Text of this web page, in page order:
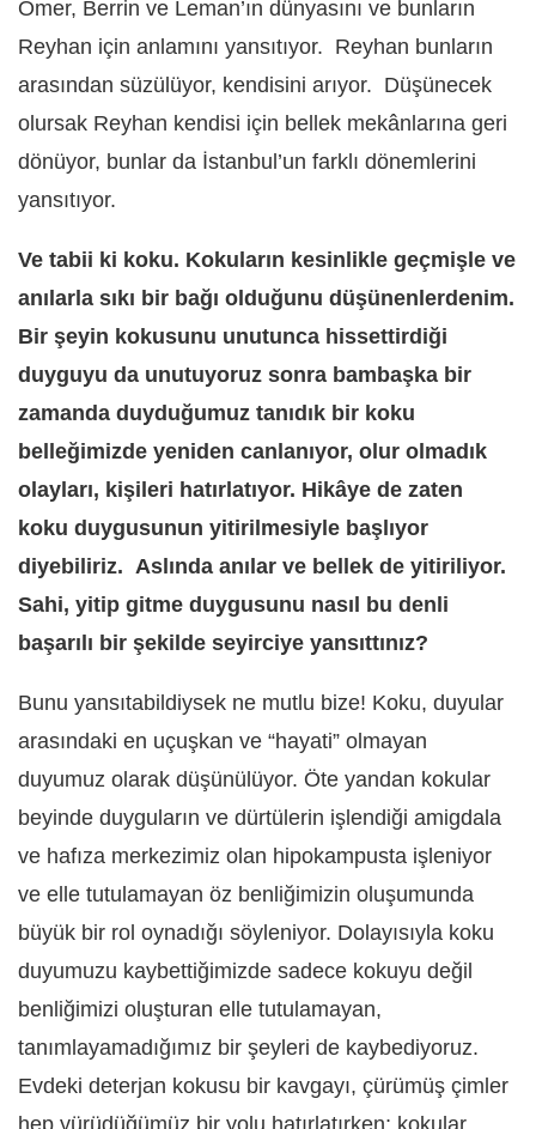
Ömer, Berrin ve Leman’ın dünyasını ve bunların
Reyhan için anlamını yansıtıyor. Reyhan bunların
arasından süzülüyor, kendisini arıyor. Düşünecek
olursak Reyhan kendisi için bellek mekânlarına geri
dönüyor, bunlar da İstanbul ’un farklı dönemlerini
yansıtıyor.
Ve tabii ki koku. Kokuların kesinlikle geçmişle ve
anılarla sıkı bir bağı olduğunu düşünenlerdenim.
Bir şeyin kokusunu unutunca hissettirdiği
duyguyu da unutuyoruz sonra bambaşka bir
zamanda duyduğumuz tanıdık bir koku
belleğimizde yeniden canlanıyor, olur olmadık
olayları, kişileri hatırlatıyor. Hikâye de zaten
koku duygusunun yitirilmesiyle başlıyor
diyebiliriz. Aslında anılar ve bellek de yitiriliyor.
Sahi, yitip gitme duygusunu nasıl bu denli
başarılı bir şekilde seyirciye yansıttınız?
Bunu yansıtabildiysek ne mutlu bize! Koku, duyular
arasındaki en uçuşkan ve “hayati” olmayan
duyumuz olarak düşünülüyor. Öte yandan kokular
beyinde duyguların ve dürtülerin işlendiği amigdala
ve hafıza merkezimiz olan hipokampusta işleniyor
ve elle tutulamayan öz benliğimizin oluşumunda
büyük bir rol oynadığı söyleniyor. Dolayısıyla koku
duyumuzu kaybettiğimizde sadece kokuyu değil
benliğimizi oluşturan elle tutulamayan,
tanımlayamadığımız bir şeyleri de kaybediyoruz.
Evdeki deterjan kokusu bir kavgayı, çürümüş çimler